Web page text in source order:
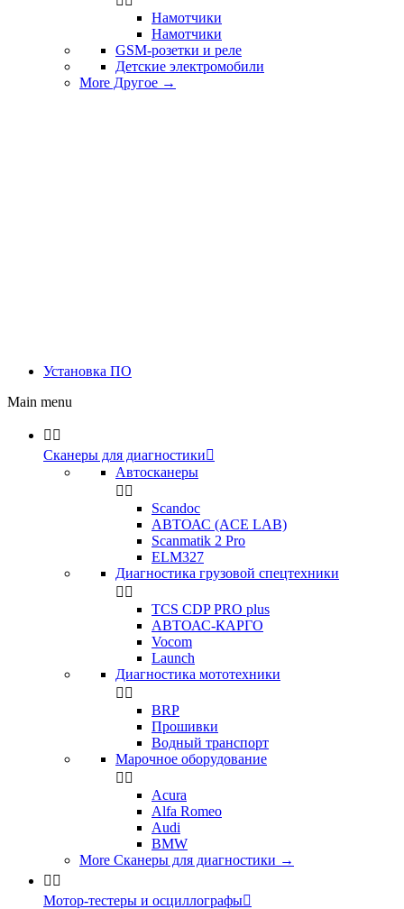
Намотчики
Намотчики
GSM-розетки и реле
Детские электромобили
More Другое →
Установка ПО
Main menu
 
Сканеры для диагностики
Автосканеры
 
Scandoc
АВТОАС (ACE LAB)
Scanmatik 2 Pro
ELM327
Диагностика грузовой спецтехники
 
TCS CDP PRO plus
АВТОАС-КАРГО
Vocom
Launch
Диагностика мототехники
 
BRP
Прошивки
Водный транспорт
Марочное оборудование
 
Acura
Alfa Romeo
Audi
BMW
More Сканеры для диагностики →
 
Мотор-тестеры и осциллографы